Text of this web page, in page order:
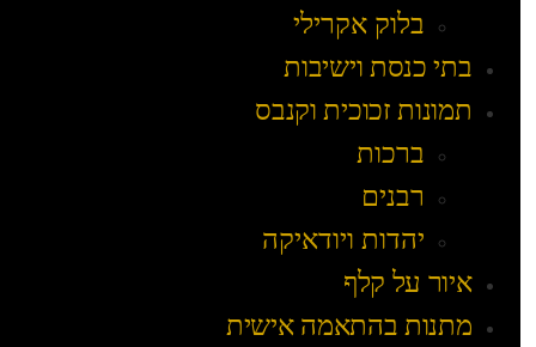
בלוק אקרילי
בתי כנסת וישיבות
תמונות זכוכית וקנבס
ברכות
רבנים
יהדות ויודאיקה
איור על קלף
מתנות בהתאמה אישית